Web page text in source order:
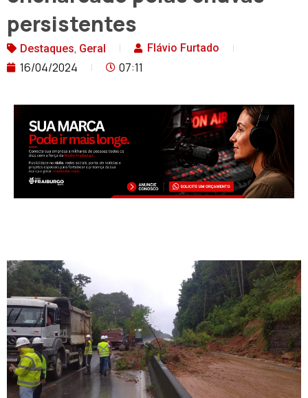
persistentes
Destaques, Geral Flávio Furtado
16/04/2024 07:11